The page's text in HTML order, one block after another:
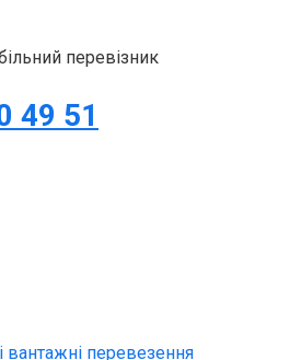
перевізник
49 51
вантажні перевезення